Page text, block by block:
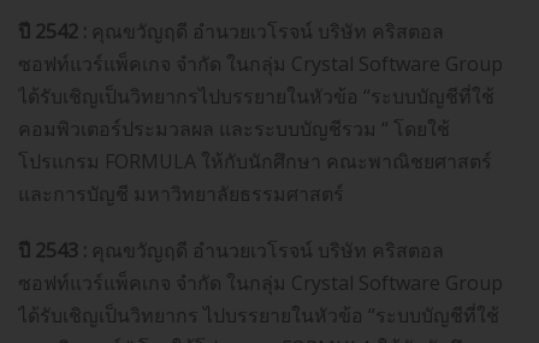
ปี 2542 : คุณขวัญฤดี อำนวยเวโรจน์ บริษัท คริสตอล
ซอฟท์แวร์แพ็คเกจ จำกัด ในกลุ่ม Crystal Software Group
ได้รับเชิญเป็นวิทยากรไปบรรยายในหัวข้อ “ระบบบัญชีที่ใช้
คอมพิวเตอร์ประมวลผล และระบบบัญชีรวม “ โดยใช้
โปรแกรม FORMULA ให้กับนักศึกษา คณะพาณิชยศาสตร์
และการบัญชี มหาวิทยาลัยธรรมศาสตร์
ปี 2543 : คุณขวัญฤดี อำนวยเวโรจน์ บริษัท คริสตอล
ซอฟท์แวร์แพ็คเกจ จำกัด ในกลุ่ม Crystal Software Group
ได้รับเชิญเป็นวิทยากร ไปบรรยายในหัวข้อ “ระบบบัญชีที่ใช้